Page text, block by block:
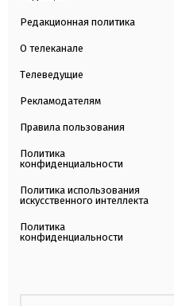
Редакционная политика
О телеканале
Телеведущие
Рекламодателям
Правила пользования
Политика
конфиденциальности
Политика использования
искусственного интеллекта
Политика
конфиденциальности